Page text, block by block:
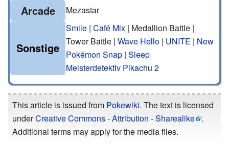
Arcade Mezastar
Sonstige
Smile | Café Mix | Medallion Battle |
Tower Battle | Wave Hello | UNITE | New
Pokémon Snap | Sleep
Meisterdetektiv Pikachu 2
This article is issued from Pokewiki. The text is licensed
underCreative Commons - Attribution - Sharealike
.
Additional terms may apply for the media files.